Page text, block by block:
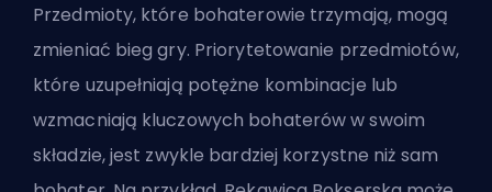
Przedmioty, które bohaterowie trzymają, mogą
zmieniać bieg gry. Priorytetowanie przedmiotów,
które uzupełniają potężne kombinacje lub
wzmacniają kluczowych bohaterów w swoim
składzie, jest zwykle bardziej korzystne niż sam